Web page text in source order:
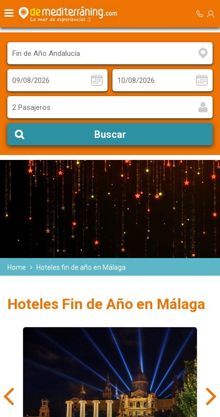
2 Pasajeros
Buscar
Home Hoteles fin de año en Málaga
Hoteles Fin de Año en Málaga